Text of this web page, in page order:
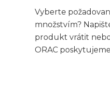
Vyberte
množstvím?
produkt vrátit
ORAC